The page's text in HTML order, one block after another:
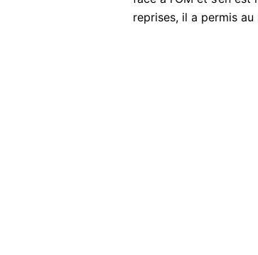
reprises, il a permis au